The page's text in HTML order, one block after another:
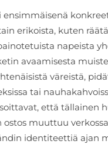
erikoista, kuten
napeista
avaamisesta
väreistä,
tai
että tällainen
ostos muuttuu
identiteettiä ajan